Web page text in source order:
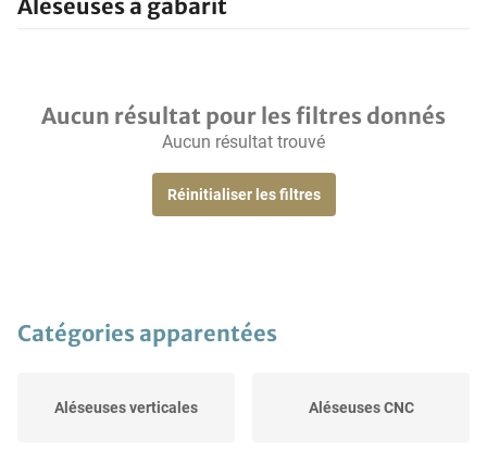
Aléseuses à gabarit
Aucun résultat pour les filtres donnés
Aucun résultat trouvé
Réinitialiser les filtres
Catégories apparentées
Aléseuses verticales Aléseuses CNC